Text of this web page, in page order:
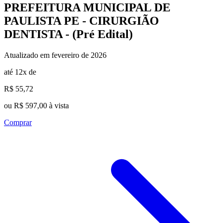
PREFEITURA MUNICIPAL DE
PAULISTA PE - CIRURGIÃO
DENTISTA - (Pré Edital)
Atualizado em fevereiro de 2026
até 12x de
R$ 55,72
ou R$ 597,00 à vista
Comprar